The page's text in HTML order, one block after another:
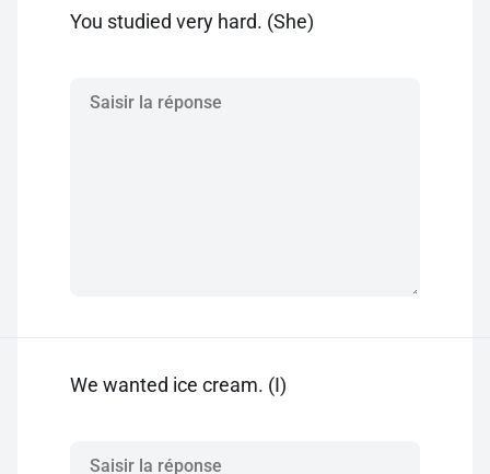
You studied very hard. (She)
We wanted ice cream. (I)